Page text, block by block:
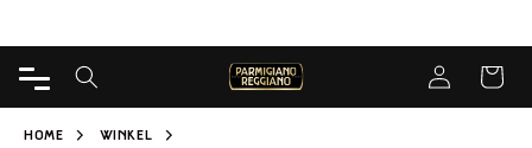
Inloggen
HOME
WINKEL